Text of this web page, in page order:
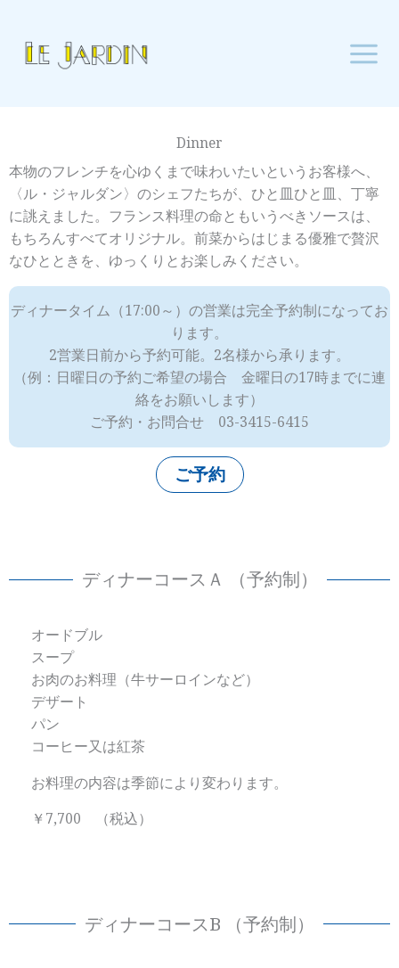
Dinner
本物のフレンチを心ゆくまで味わいたいというお客様へ、
〈ル・ジャルダン〉のシェフたちが、ひと皿ひと皿、丁寧
に誂えました。フランス料理の命ともいうべきソースは、
もちろんすべてオリジナル。前菜からはじまる優雅で贅沢
なひとときを、ゆっくりとお楽しみください。
ディナータイム（17:00～）の営業は完全予約制になってお
ります。
2営業日前から予約可能。2名様から承ります。
（例：日曜日の予約ご希望の場合 金曜日の17時までに連
絡をお願いします）
ご予約・お問合せ 03-3415-6415
ご予約
ディナーコースＡ （予約制）
オードブル
スープ
お肉のお料理（牛サーロインなど）
デザート
パン
コーヒー又は紅茶
お料理の内容は季節により変わります。
￥7,700 （税込）
ディナーコースB （予約制）